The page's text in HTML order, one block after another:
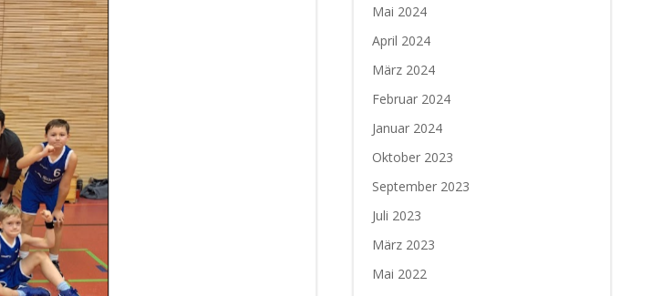
Mai 2024
April 2024
März 2024
Februar 2024
Januar 2024
Oktober 2023
September 2023
Juli 2023
März 2023
Mai 2022